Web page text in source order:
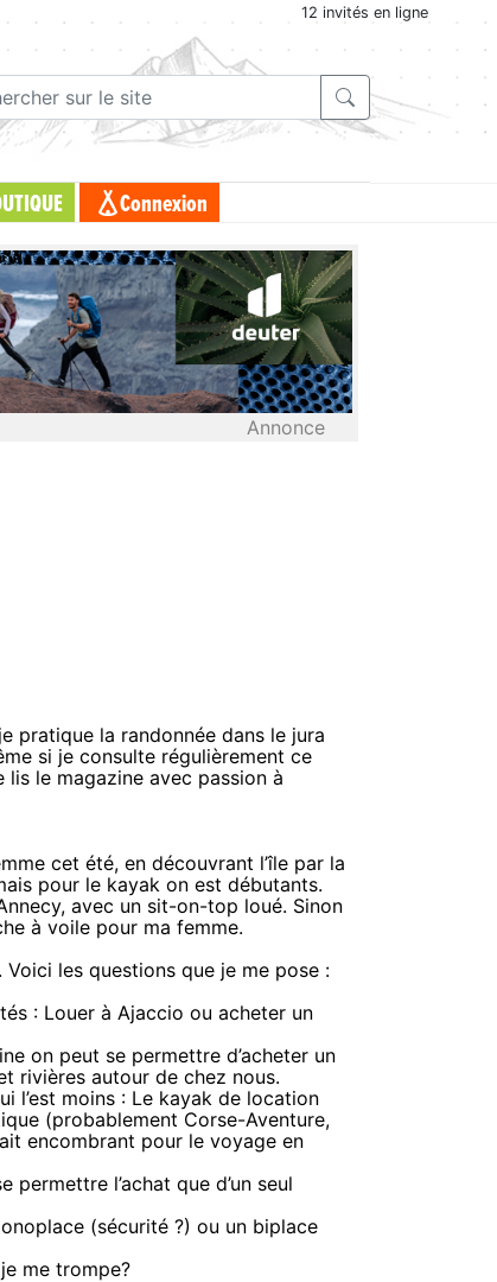
12 invités en ligne
Connexion
Annonce
pratique la randonnée dans le jura
si je consulte régulièrement ce
le magazine avec passion à
cet été, en découvrant l’île par la
pour le kayak on est débutants.
avec un sit-on-top loué. Sinon
à voile pour ma femme.
les questions que je me pose :
: Louer à Ajaccio ou acheter un
on peut se permettre d’acheter un
rivières autour de chez nous.
l’est moins : Le kayak de location
(probablement Corse-Aventure,
encombrant pour le voyage en
l’achat que d’un seul
(sécurité ?) ou un biplace
me trompe?